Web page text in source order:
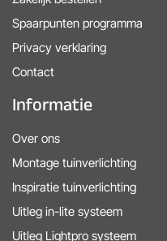
Spaarpunten programma
Privacy verklaring
Contact
Informatie
Over ons
Montage tuinverlichting
Inspiratie tuinverlichting
Uitleg in-lite systeem
Uitleg Lightpro systeem